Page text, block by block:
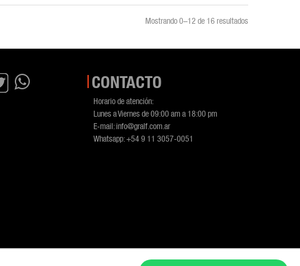
Mostrando 0–12 de 16 resultados
CONTACTO
Horario de atención:
Lunes a Viernes de 09:00 am a 18:00 pm
E-mail:info@gralf.com.ar
Whatsapp:+54 9 11 3057-0051